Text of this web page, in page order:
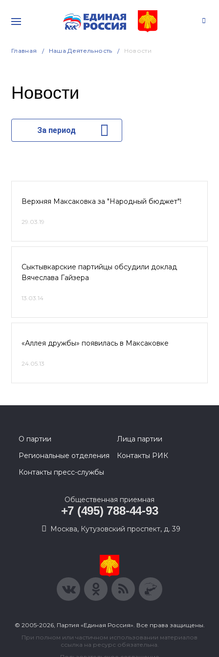
Главная Наша Деятельность Новости
Новости
За период
Верхняя Максаковка за "Народный бюджет"!
29.03.19
Сыктывкарские партийцы обсудили доклад
Вячеслава Гайзера
13.03.14
«Аллея дружбы» появилась в Максаковке
24.05.13
О партии
Лица партии
Региональные отделения
Контакты РИК
Контакты пресс-службы
Общественная приемная
+7 (495) 788-44-93
Москва, Кутузовский проспект, д. 39
© 2005-2026, Партия «Единая Россия». Все права защищены.
При полном или частичном использовании материалов
ссылка на ресурс обязательна.